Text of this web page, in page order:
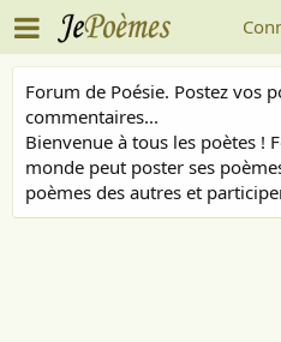
Forum de Poésie. Postez vos
commentaires...
Bienvenue à tous les poètes !
monde peut poster ses
poèmes des autres et